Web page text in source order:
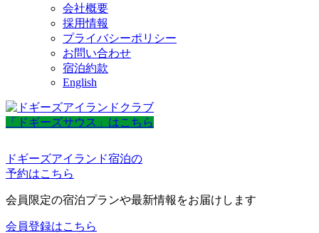
会社概要
採用情報
プライバシーポリシー
お問い合わせ
宿泊約款
English
「ドギーズサウス」はこちら
ドギーズアイランド宿泊の
予約はこちら
会員限定の宿泊プランや最新情報をお届けします
会員登録はこちら